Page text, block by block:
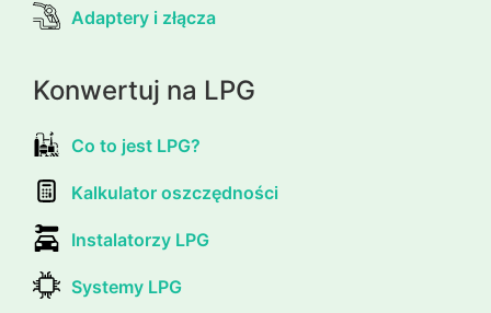
Adaptery i złącza
Konwertuj na LPG
Co to jest LPG?
Kalkulator oszczędności
Instalatorzy LPG
Systemy LPG